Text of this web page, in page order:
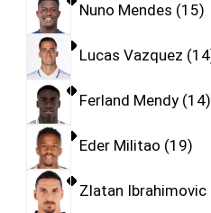
Nuno Mendes 15
Lucas Vazquez 14
Ferland Mendy 14
Eder Militao 19
Zlatan Ibrahimovic